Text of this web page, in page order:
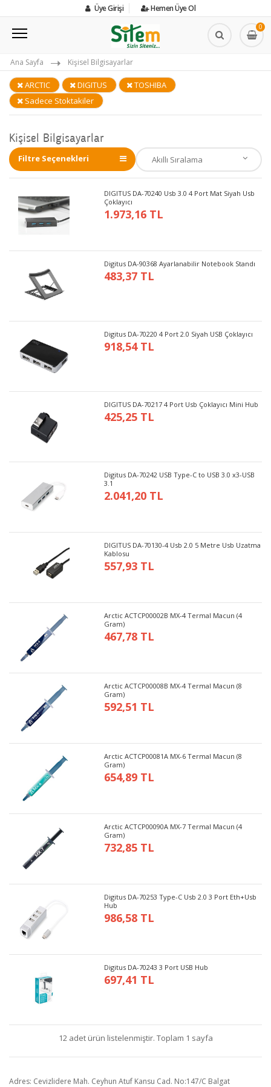
Üye Girişi Hemen Üye Ol
0
Ana Sayfa Kişisel Bilgisayarlar
ARCTIC DIGITUS
TOSHIBA
Sadece Stoktakiler
Kişisel Bilgisayarlar
Filtre Seçenekleri
DIGITUS DA-70240 Usb 3.0 4 Port Mat Siyah Usb
Çoklayıcı
1.973,16 TL
Digitus DA-90368 Ayarlanabilir Notebook Standı
483,37 TL
Digitus DA-70220 4 Port 2.0 Siyah USB Çoklayıcı
918,54 TL
DIGITUS DA-70217 4 Port Usb Çoklayıcı Mini Hub
425,25 TL
Digitus DA-70242 USB Type-C to USB 3.0 x3-USB
3.1
2.041,20 TL
DIGITUS DA-70130-4 Usb 2.0 5 Metre Usb Uzatma
Kablosu
557,93 TL
Arctic ACTCP00002B MX-4 Termal Macun (4
Gram)
467,78 TL
Arctic ACTCP00008B MX-4 Termal Macun (8
Gram)
592,51 TL
Arctic ACTCP00081A MX-6 Termal Macun (8
Gram)
654,89 TL
Arctic ACTCP00090A MX-7 Termal Macun (4
Gram)
732,85 TL
Digitus DA-70253 Type-C Usb 2.0 3 Port Eth+Usb
Hub
986,58 TL
Digitus DA-70243 3 Port USB Hub
697,41 TL
12 adet ürün listelenmiştir. Toplam 1 sayfa
Adres: Cevizlidere Mah. Ceyhun Atuf Kansu Cad. No:147/C Balgat